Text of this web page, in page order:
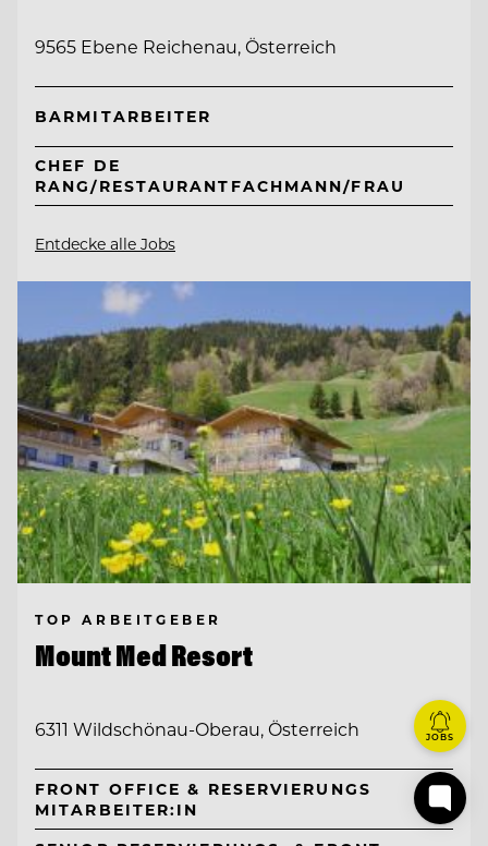
9565 Ebene Reichenau, Österreich
BARMITARBEITER
CHEF DE
RANG/RESTAURANTFACHMANN/FRAU
Entdecke alle Jobs
TOP ARBEITGEBER
Mount Med Resort
6311 Wildschönau-Oberau, Österreich
FRONT OFFICE & RESERVIERUNGS
MITARBEITER:IN
JOBS